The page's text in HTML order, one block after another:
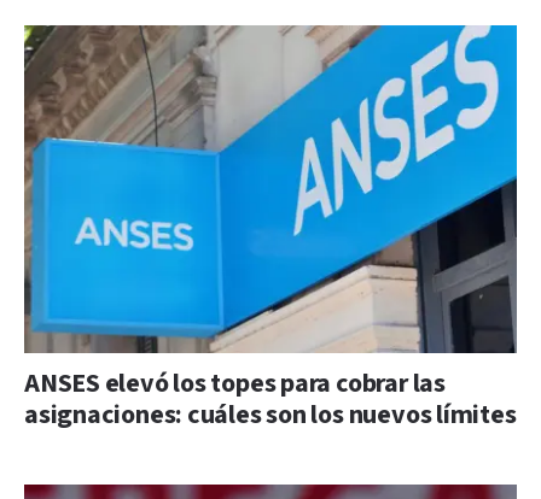
ANSES elevó los topes para cobrar las
asignaciones: cuáles son los nuevos límites